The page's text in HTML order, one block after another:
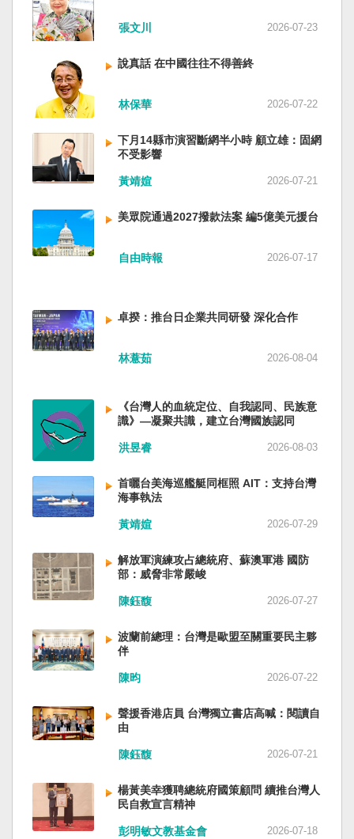
近平思想嗎？ 最後一句是「會議還研究了其他事
項。」這是每次外媒最感興趣的問題，那就是人
洗了多少人？這為習近平的進一步獨裁和二十一
大續任鋪平道路。據統計，過去一年，已有十九
名中央委員被官方宣布落馬或罷免全國人大代表
職務。另外還有「失蹤」者。總共接近三十人。
領銜的是兩名政治局委員：軍委副主席張又俠與
新疆黨委書記馬興瑞。 軍方還有原中央軍委副主
席何衛東、原軍委委員兼聯合參謀部參謀長劉振
立、原軍委政治工作部主任苗華、前信息支援部
備發展部部長許學強、前西部戰區政委李鳳彪、
前空軍政委郭普校、前東部戰區政委劉青松、前
南部戰區司令員吳亞男、前南部戰區政委王文
委鍾紹軍等。 黨政系統部分，前廣西政府主席藍
天立、前內蒙古政府主席王莉霞、前中國證監會
主席易會滿、前內蒙古黨委書記孫紹騁、前浙江
省委書記易煉紅、前應急管理部部長王祥喜、前
信部部長金壯龍、前中央軍民融合辦常務副主任
雷凡培，都是被不正常免職。 最新的河北黨書記
倪岳峰「另有任用」，應該是與德國之聲與紐約
時報披露張家口對海外人士動態控制平台被登錄
安？ （作者林保華為資深時事評論員）
張文川 2026-07-23
說真話 在中國往往不得善終
林保華 2026-07-22
下月14縣市演習斷網半小時 顧立雄：固網
不受影響
黃靖媗 2026-07-21
美眾院通過2027撥款法案 編5億美元援台
自由時報 2026-07-17
卓揆：推台日企業共同研發 深化合作
林薏茹 2026-08-04
《台灣人的血統定位、自我認同、民族意
識》—凝聚共識，建立台灣國族認同
洪昱睿 2026-08-03
首曬台美海巡艦艇同框照 AIT：支持台灣
海事執法
黃靖媗 2026-07-29
解放軍演練攻占總統府、蘇澳軍港 國防
部：威脅非常嚴峻
陳鈺馥 2026-07-27
波蘭前總理：台灣是歐盟至關重要民主夥
伴
陳昀 2026-07-22
聲援香港店員 台灣獨立書店高喊：閱讀自
由
陳鈺馥 2026-07-21
楊黃美幸獲聘總統府國策顧問 續推台灣人
民自救宣言精神
彭明敏文教基金會 2026-07-18